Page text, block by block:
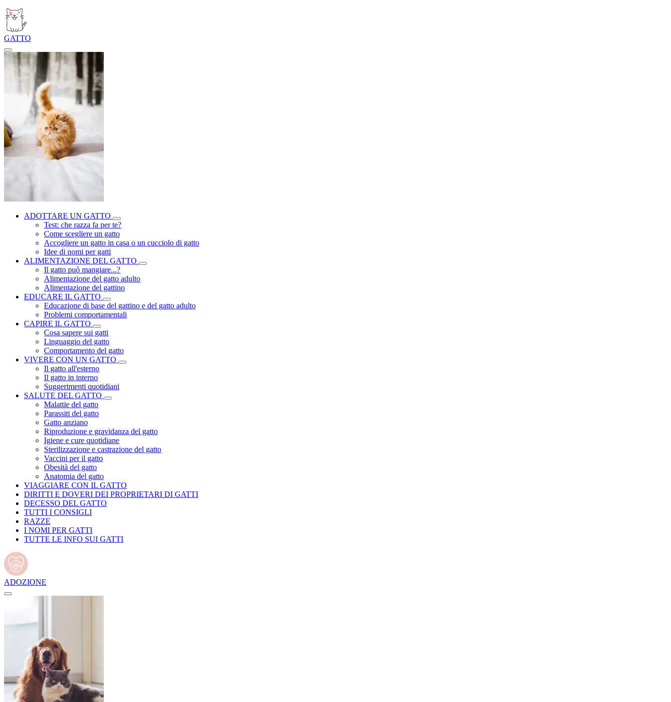
GATTO
ADOTTARE UN GATTO
Test: che razza fa per te?
Come scegliere un gatto
Accogliere un gatto in casa o un cucciolo di gatto
Idee di nomi per gatti
ALIMENTAZIONE DEL GATTO
Il gatto può mangiare...?
Alimentazione del gatto adulto
Alimentazione del gattino
EDUCARE IL GATTO
Educazione di base del gattino e del gatto adulto
Problemi comportamentali
CAPIRE IL GATTO
Cosa sapere sui gatti
Linguaggio del gatto
Comportamento del gatto
VIVERE CON UN GATTO
Il gatto all'esterno
Il gatto in interno
Suggerimenti quotidiani
SALUTE DEL GATTO
Malattie del gatto
Parassiti del gatto
Gatto anziano
Riproduzione e gravidanza del gatto
Igiene e cure quotidiane
Sterilizzazione e castrazione del gatto
Vaccini per il gatto
Obesità del gatto
Anatomia del gatto
VIAGGIARE CON IL GATTO
DIRITTI E DOVERI DEI PROPRIETARI DI GATTI
DECESSO DEL GATTO
TUTTI I CONSIGLI
RAZZE
I NOMI PER GATTI
TUTTE LE INFO SUI GATTI
ADOZIONE